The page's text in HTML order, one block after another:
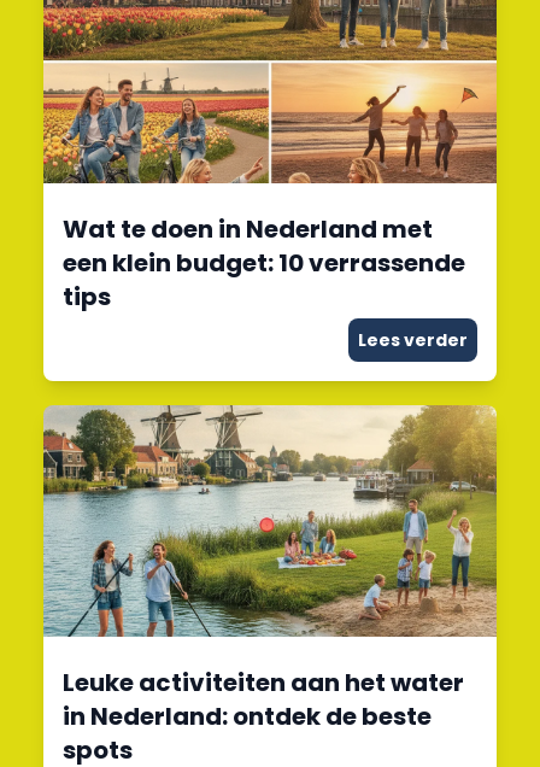
Wat te doen in Nederland met
een klein budget: 10 verrassende
tips
Lees verder
Leuke activiteiten aan het water
in Nederland: ontdek de beste
spots